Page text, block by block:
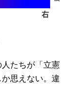
たちが「立憲
思えない。違